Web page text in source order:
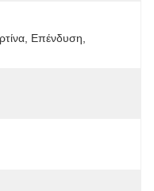
Επένδυση,